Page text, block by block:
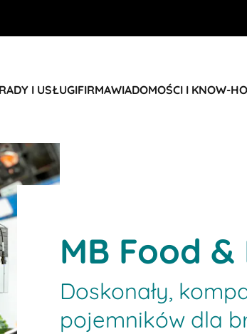
I USŁUGIFIRMAWIADOMOŚCI I KNOW-
MB Food
Doskonały,
pojemników dla